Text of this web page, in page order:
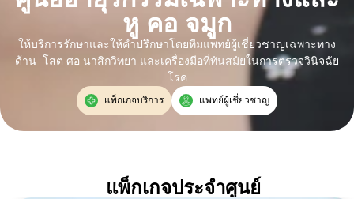
หู คอ จมูก
ให้บริการรักษาและให้คำปรึกษาโดยทีมแพทย์ผู้เชี่ยวชาญเฉพาะทาง
ด้าน โสต ศอ นาสิกวิทยา และเครื่องมือที่ทันสมัยในการตรวจวินิจฉัย
โรค
แพ็กเกจบริการ แพทย์ผู้เชี่ยวชาญ
แพ็กเกจประจำศูนย์